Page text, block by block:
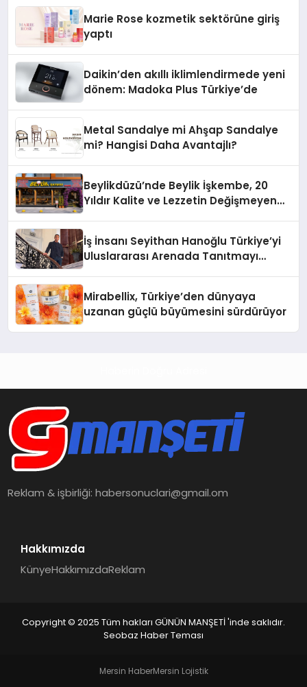
Marie Rose kozmetik sektörüne giriş
yaptı
Daikin’den akıllı iklimlendirmede yeni
dönem: Madoka Plus Türkiye’de
Metal Sandalye mi Ahşap Sandalye
mi? Hangisi Daha Avantajlı?
Beylikdüzü’nde Beylik İşkembe, 20
Yıldır Kalite ve Lezzetin Değişmeyen
İş İnsanı Seyithan Hanoğlu Türkiye’yi
Uluslararası Arenada Tanıtmayı
Mirabellix, Türkiye’den dünyaya
uzanan güçlü büyümesini sürdürüyor
Reklam & işbirliği:habersonuclari@gmail.om
Hakkımızda
KünyeHakkımızdaReklam
Copyright © 2025 Tüm hakları GÜNÜN MANŞETİ 'inde saklıdır.
Seobaz Haber Teması
Mersin HaberMersin Lojistik